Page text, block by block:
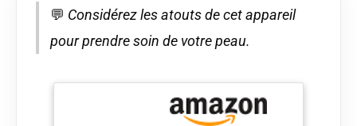
Barre télescopique : le
cadre de ce
vaporisateur facial est
différentes tailles et
💬 Considérez les atouts de cet appareil
pour prendre soin de votre peau.